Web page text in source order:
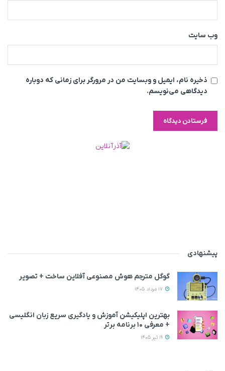
وب‌ سایت
ذخیره نام، ایمیل و وبسایت من در مرورگر برای زمانی که دوباره
دیدگاهی می‌نویسم.
پیشنهادی
گوگل مترجم هوش مصنوعی آفلاین ساخت + تصویر
بهترین اپلیکیشن آموزش و یادگیری سریع زبان انگلیسی
+ معرفی ۱۰ برنامه برتر